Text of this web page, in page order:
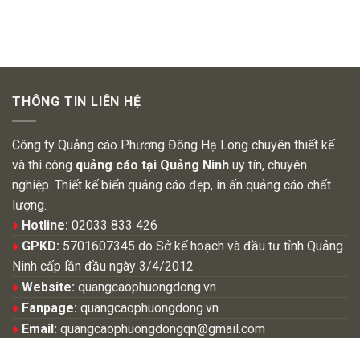
THÔNG TIN LIÊN HỆ
Công ty Quảng cáo Phương Đông Hạ Long chuyên thiết kế
và thi công quảng cáo tại Quảng Ninh uy tín, chuyên
nghiệp. Thiết kế biển quảng cáo đẹp, in ấn quảng cáo chất
lượng.
♦ Hotline: 02033 833 426
♦ GPKD: 5701607345 do Sở kế hoạch và đầu tư tỉnh Quảng
Ninh cấp lần đầu ngày 3/4/2012
♦ Website: quangcaophuongdong.vn
♦ Fanpage: quangcaophuongdong.vn
♦ Email: quangcaophuongdongqn@gmail.com